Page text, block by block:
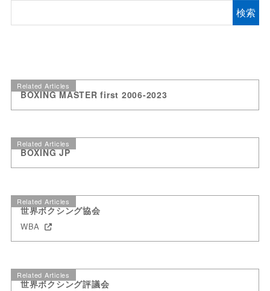
検索
Related Articles
BOXING MASTER first 2006-2023
Related Articles
BOXING JP
Related Articles
世界ボクシング協会
WBA
Related Articles
世界ボクシング評議会